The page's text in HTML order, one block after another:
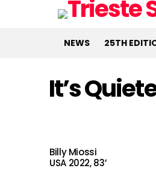
NEWS 25TH
It’s
Billy Miossi
USA 2022, 83’